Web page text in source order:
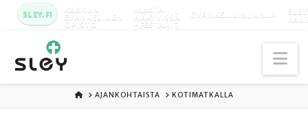
SLEY.FI KARKUN
EVANKELINEN
OPISTO
MAATA
NÄKYVISSÄ
-FESTARIT
EVANKELIUMIJUHLA
ETUSIVU
AJANKOHTAISTA KOTIMATKALLA